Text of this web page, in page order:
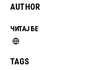
AUTHOR
ЧИТАЈ БЕ
TAGS